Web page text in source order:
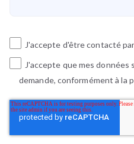
J'accepte d'être contacté
J'accepte que mes
demande, conformément à la